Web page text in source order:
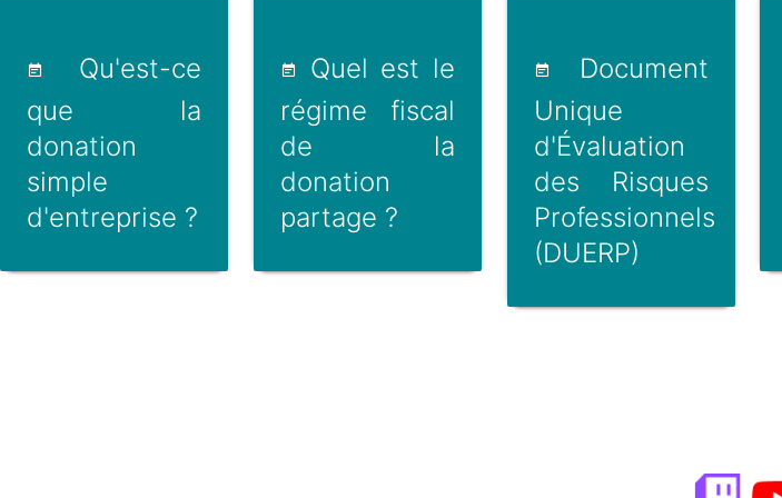
Qu'est-ce
que la
donation
simple
d'entreprise ?
Quel est le
régime fiscal
de la
donation
partage ?
Document
Unique
d'Évaluation
des Risques
Professionnels
(DUERP)